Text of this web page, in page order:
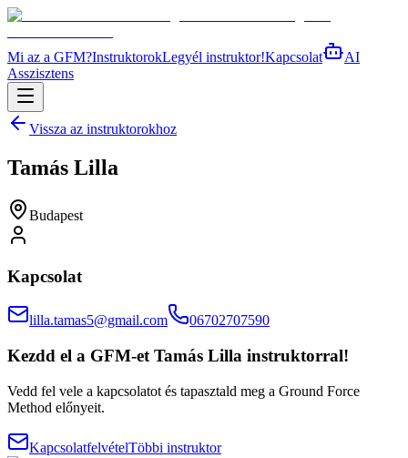
Mi az a GFM?InstruktorokLegyél instruktor!Kapcsolat
AI
Asszisztens
Vissza az instruktorokhoz
Tamás Lilla
Budapest
Kapcsolat
lilla.tamas5@gmail.com 06702707590
Kezdd el a GFM-et Tamás Lilla instruktorral!
Vedd fel vele a kapcsolatot és tapasztald meg a Ground Force
Method előnyeit.
KapcsolatfelvételTöbbi instruktor